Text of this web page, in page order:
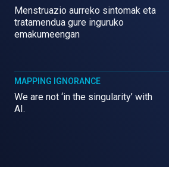
Menstruazio aurreko sintomak eta
tratamendua gure inguruko
emakumeengan
MAPPING IGNORANCE
We are not ‘in the singularity’ with
AI.